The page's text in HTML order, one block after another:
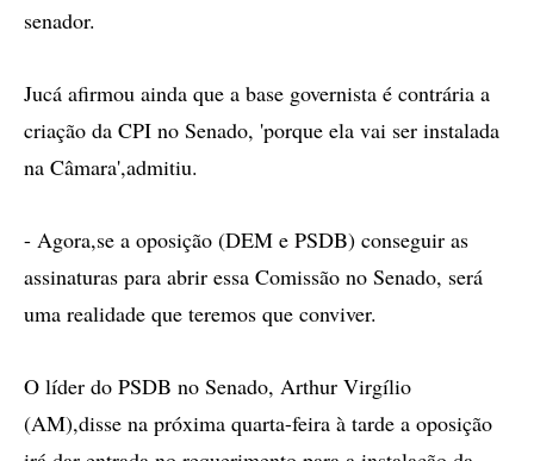
senador.
Jucá afirmou ainda que a base governista é contrária a
criação da CPI no Senado, 'porque ela vai ser instalada
na Câmara',admitiu.
- Agora,se a oposição (DEM e PSDB) conseguir as
assinaturas para abrir essa Comissão no Senado, será
uma realidade que teremos que conviver.
O líder do PSDB no Senado, Arthur Virgílio
(AM),disse na próxima quarta-feira à tarde a oposição